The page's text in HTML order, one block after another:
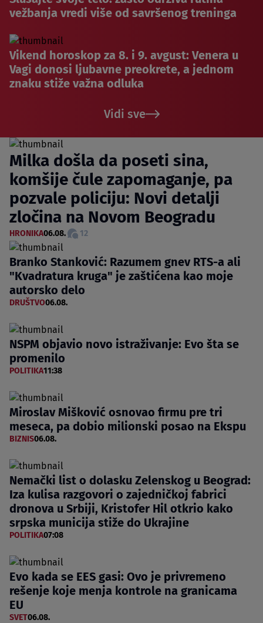
vežbanja vredi više od savršenog treninga
Vikend horoskop za 8. i 9. avgust: Venera u
Vagi donosi ljubavne preokrete, a jednom
znaku stiže važna odluka
Vidi sve
Milka došla da poseti sina,
komšije čule zapomaganje, pa
pozvale policiju: Novi detalji
zločina na Novom Beogradu
HRONIKA06.08. 12
Branko Stanković: Razumem gnev RTS-a ali
"Kvadratura kruga" je zaštićena kao moje
autorsko delo
DRUŠTVO06.08.
NSPM objavio novo istraživanje: Evo šta se
promenilo
POLITIKA11:38
Miroslav Mišković osnovao firmu pre tri
meseca, pa dobio milionski posao na Ekspu
BIZNIS06.08.
Nemački list o dolasku Zelenskog u Beograd:
Iza kulisa razgovori o zajedničkoj fabrici
dronova u Srbiji, Kristofer Hil otkrio kako
srpska municija stiže do Ukrajine
POLITIKA07:08
Evo kada se EES gasi: Ovo je privremeno
rešenje koje menja kontrole na granicama
EU
SVET06.08.